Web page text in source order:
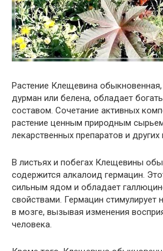
Растение Клещевина
дурман или белена, обладает
составом. Сочетание активных
растение ценным природным
лекарственных препаратов и других
В листьях и побегах Клещевины
содержится алкалоид гермацин.
сильным ядом и обладает
свойствами. Гермацин стимулирует
в мозге, вызывая изменения
человека.